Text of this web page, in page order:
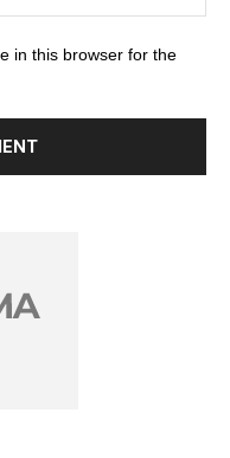
in this browser for the